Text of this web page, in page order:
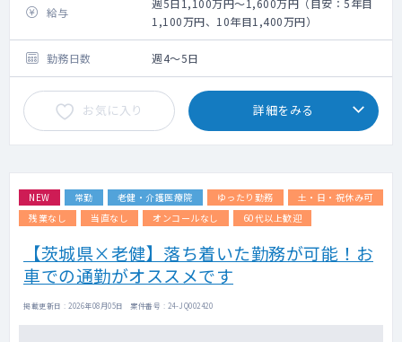
給与
週5日1,100万円～1,600万円（目安：5年目
1,100万円、10年目1,400万円）
勤務日数 週4～5日
お気に入り 詳細をみる
NEW 常勤 老健・介護医療院 ゆったり勤務
土・日・祝休み可
残業なし
当直なし オンコールなし 60代以上歓迎
【茨城県×老健】落ち着いた勤務が可能！お
車での通勤がオススメです
掲載更新日 : 2026年08月05日 案件番号 : 24-JQ002420